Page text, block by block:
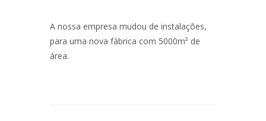
A nossa empresa mudou de instalações,
para uma nova fábrica com 5000m² de
área.